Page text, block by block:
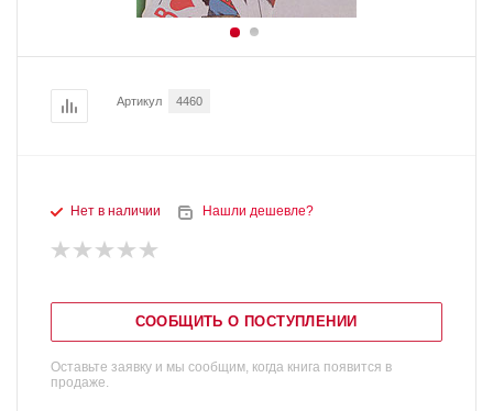
Артикул 4460
Нет в наличии Нашли дешевле?
СООБЩИТЬ О ПОСТУПЛЕНИИ
Оставьте заявку и мы сообщим, когда книга появится в
продаже.